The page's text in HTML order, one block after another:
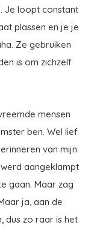
Je loopt constant
plassen en je je
Ze gebruiken
is om zichzelf
mensen
ben. Wel lief
van mijn
aangeklampt
gaan. Maar zag
ja, aan de
dus zo raar is het